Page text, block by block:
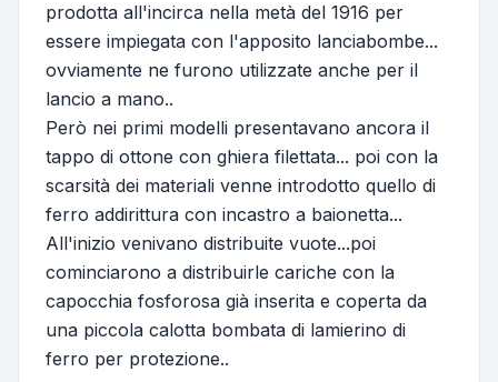
prodotta all'incirca nella metà del 1916 per
essere impiegata con l'apposito lanciabombe...
ovviamente ne furono utilizzate anche per il
lancio a mano..
Però nei primi modelli presentavano ancora il
tappo di ottone con ghiera filettata... poi con la
scarsità dei materiali venne introdotto quello di
ferro addirittura con incastro a baionetta...
All'inizio venivano distribuite vuote...poi
cominciarono a distribuirle cariche con la
capocchia fosforosa già inserita e coperta da
una piccola calotta bombata di lamierino di
ferro per protezione..